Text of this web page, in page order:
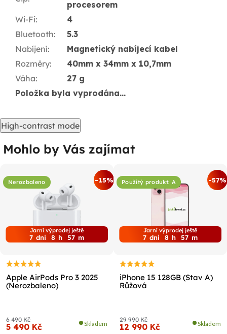
procesorem
Wi-Fi:
4
Bluetooth:
5.3
Nabíjení:
Magnetický nabíjecí kabel
Rozměry:
40mm x 34mm x 10,7mm
Váha:
27 g
Položka byla vyprodána…
High-contrast mode
Mohlo by Vás zajímat
Nerozbaleno -15%
Jarní výprodej ještě
7 dni 8 h 57 m
Apple AirPods Pro 3 2025
(Nerozbaleno)
6 490 Kč
5 490 Kč Skladem
Použitý produkt: A -57%
Jarní výprodej ještě
7 dni 8 h 57 m
iPhone 15 128GB (Stav A)
Růžová
29 990 Kč
12 990 Kč Skladem